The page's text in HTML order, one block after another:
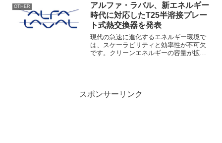
OTHER
アルファ・ラバル、新エネルギー
時代に対応したT25半溶接プレー
ト式熱交換器を発表
現代の急速に進化するエネルギー環境で
は、スケーラビリティと効率性が不可欠
です。クリーンエネルギーの容量が拡大
スポンサーリンク